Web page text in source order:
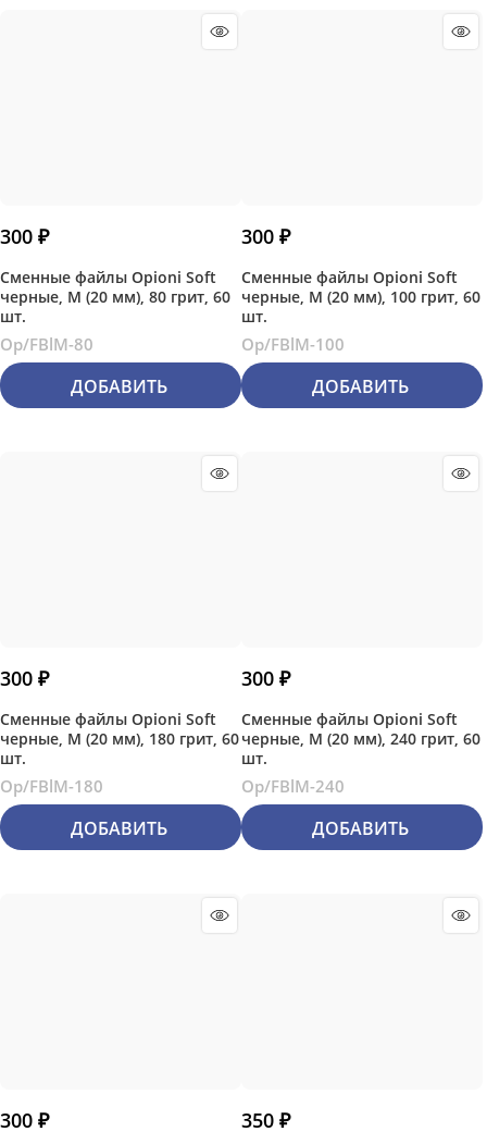
300 ₽
Сменные файлы Opioni Soft
черные, М (20 мм), 80 грит, 60
шт.
Op/FBlM-80
ДОБАВИТЬ
300 ₽
Сменные файлы Opioni Soft
черные, М (20 мм), 100 грит, 60
шт.
Op/FBlM-100
ДОБАВИТЬ
300 ₽
Сменные файлы Opioni Soft
черные, М (20 мм), 180 грит, 60
шт.
Op/FBlM-180
ДОБАВИТЬ
300 ₽
Сменные файлы Opioni Soft
черные, М (20 мм), 240 грит, 60
шт.
Op/FBlM-240
ДОБАВИТЬ
300 ₽ 350 ₽